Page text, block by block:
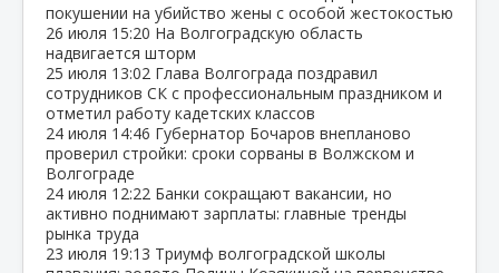
покушении на убийство жены с особой жестокостью
26 июля 15:20 На Волгоградскую область
надвигается шторм
25 июля 13:02 Глава Волгограда поздравил
сотрудников СК с профессиональным праздником и
отметил работу кадетских классов
24 июля 14:46 Губернатор Бочаров внепланово
проверил стройки: сроки сорваны в Волжском и
Волгограде
24 июля 12:22 Банки сокращают вакансии, но
активно поднимают зарплаты: главные тренды
рынка труда
23 июля 19:13 Триумф волгоградской школы